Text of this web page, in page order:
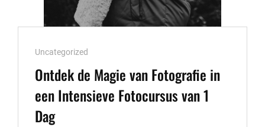
Cat
Links
Uncategorized
Ontdek de Magie van Fotografie in
een Intensieve Fotocursus van 1
Dag